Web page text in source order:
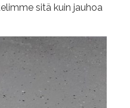
sitä kuin jauhoa